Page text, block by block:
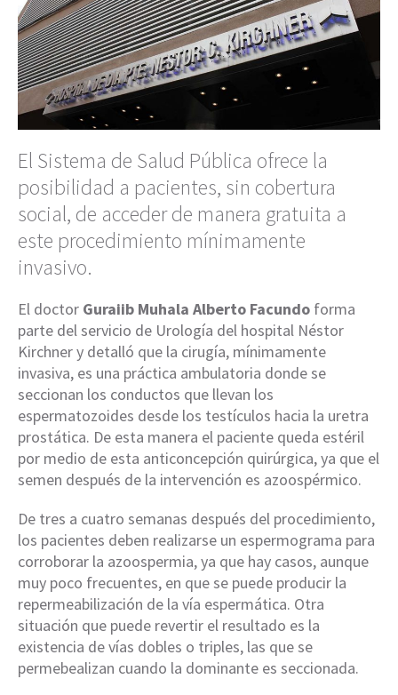
El Sistema de Salud Pública ofrece la
posibilidad a pacientes, sin cobertura
social, de acceder de manera gratuita a
este procedimiento mínimamente
invasivo.
El doctor Guraiib Muhala Alberto Facundo forma
parte del servicio de Urología del hospital Néstor
Kirchner y detalló que la cirugía, mínimamente
invasiva, es una práctica ambulatoria donde se
seccionan los conductos que llevan los
espermatozoides desde los testículos hacia la uretra
prostática. De esta manera el paciente queda estéril
por medio de esta anticoncepción quirúrgica, ya que el
semen después de la intervención es azoospérmico.
De tres a cuatro semanas después del procedimiento,
los pacientes deben realizarse un espermograma para
corroborar la azoospermia, ya que hay casos, aunque
muy poco frecuentes, en que se puede producir la
repermeabilización de la vía espermática. Otra
situación que puede revertir el resultado es la
existencia de vías dobles o triples, las que se
permebealizan cuando la dominante es seccionada.